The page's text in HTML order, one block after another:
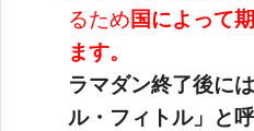
るため国によって
ます。
ラマダン終了後に
ル・フィトル」と